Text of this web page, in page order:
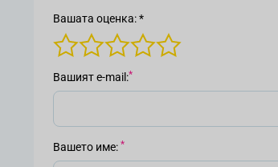
Вашата оценка: *
Вашият е-mail
Вашето име